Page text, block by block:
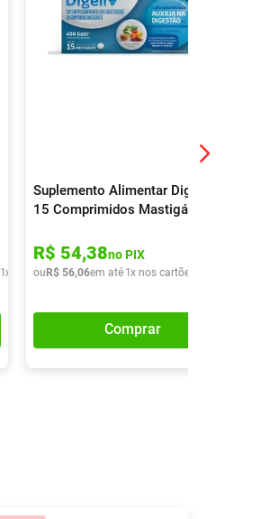
1x de R$ 42,90
Suplemento Alimentar Digeliv
15 Comprimidos Mastigáveis
R$ 54,38no PIX
ou R$ 56,06em até 1x nos cartões
Comprar